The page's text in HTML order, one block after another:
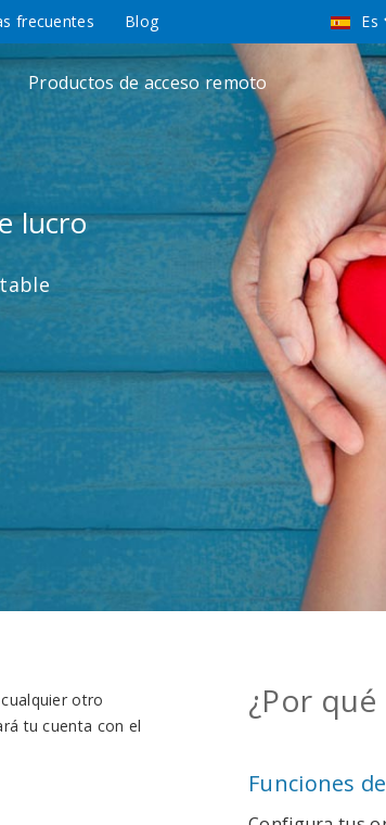
frecuentes Blog Es
Productos de acceso remoto
lucro
otro
tu cuenta con el
¿Por qué
Funciones